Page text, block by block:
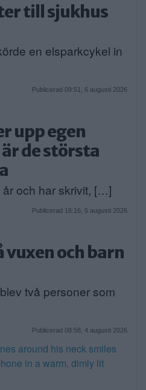
till sjukhus
en elsparkcykel in
Publicerad 09:51, 6 augusti 2026
upp egen
de största
och har skrivit, […]
Publicerad 16:16, 5 augusti 2026
vuxen och barn
två personer som
Publicerad 08:58, 4 augusti 2026